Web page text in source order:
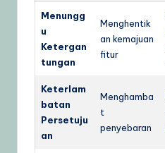
Menungg
u
Ketergan
tungan
Menghentik
an kemajuan
fitur
Keterlam
batan
Persetuju
an
Menghamba
t
penyebaran